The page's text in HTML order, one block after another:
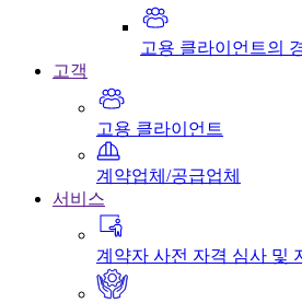
고용 클라이언트의
고객
고용 클라이언트
계약업체/공급업체
서비스
계약자 사전 자격 심사 및